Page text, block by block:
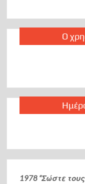
Ο
1978 “Σώστε